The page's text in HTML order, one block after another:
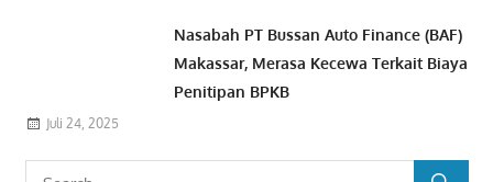
Nasabah PT Bussan Auto Finance (BAF)
Makassar, Merasa Kecewa Terkait Biaya
Penitipan BPKB
Juli 24, 2025